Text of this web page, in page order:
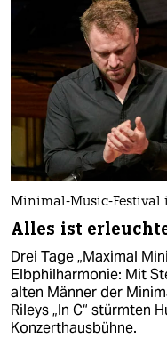
Minimal-Music-Festival
Alles ist
Drei Tage „Maximal
Elbphilharmonie: Mit
alten Männer der
Rileys „In C“ stürmten
Konzerthausbühne.